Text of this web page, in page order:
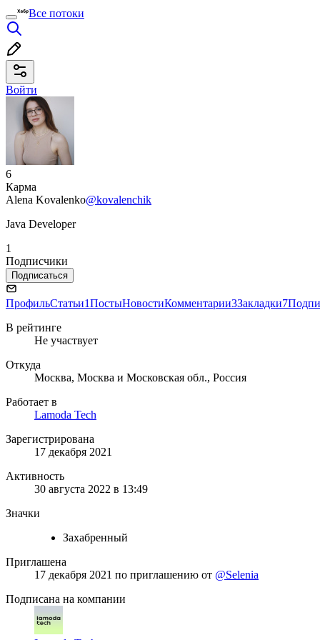
Все потоки
Войти
6
Карма
Alena Kovalenko@kovalenchik
Java Developer
1
Подписчики
Подписаться
ПрофильСтатьи1ПостыНовостиКомментарии3Закладки7
В рейтинге
Не участвует
Откуда
Москва, Москва и Московская обл., Россия
Работает в
Lamoda Tech
Зарегистрирована
17 декабря 2021
Активность
30 августа 2022 в 13:49
Значки
Захабренный
Приглашена
17 декабря 2021 по приглашению от @Selenia
Подписана на компании